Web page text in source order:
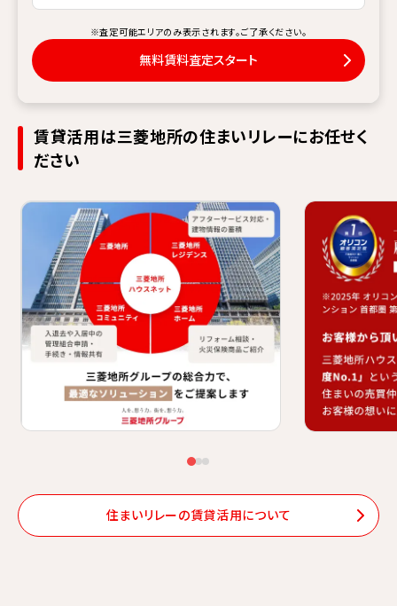
※査定可能エリアのみ表示されます。ご了承ください。
無料賃料査定スタート
賃貸活用は三菱地所の住まいリレーにお任せく
ださい
住まいリレーの賃貸活用について